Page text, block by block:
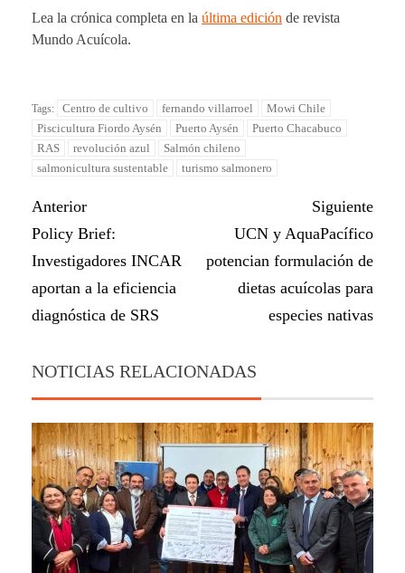
Lea la crónica completa en la última edición de revista
Mundo Acuícola.
Tags: Centro de cultivo fernando villarroel
Mowi Chile
Piscicultura Fiordo Aysén
Puerto Aysén
Puerto Chacabuco
RAS
revolución azul
Salmón chileno
salmonicultura sustentable
turismo salmonero
Anterior
Policy Brief:
Investigadores INCAR
aportan a la eficiencia
diagnóstica de SRS
Siguiente
UCN y AquaPacífico
potencian formulación de
dietas acuícolas para
especies nativas
NOTICIAS RELACIONADAS